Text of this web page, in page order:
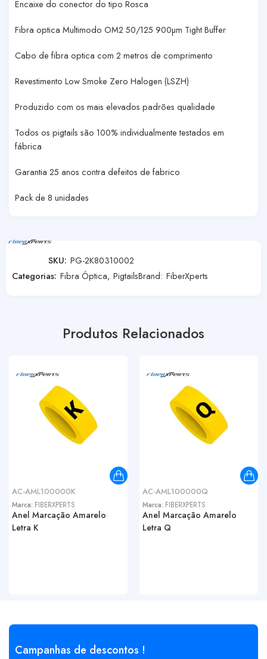
Encaixe do conector do tipo Rosca
Fibra optica Multimodo OM2 50/125 900µm Tight Buffer
Cabo de fibra optica com 2 metros de comprimento
Revestimento Low Smoke Zero Halogen (LSZH)
Produzido com os mais elevados padrões qualidade
Todos os pigtails são 100% individualmente testados em
fábrica
Garantia 25 anos contra defeitos de fabrico
Pack de 8 unidades
SKU: PG-2K80310002
Categorias: Fibra Óptica, PigtailsBrand: FiberXperts
Produtos Relacionados
AC-AML100000K
Marca: FIBERXPERTS
Anel Marcação Amarelo
Letra K
AC-AML100000Q
Marca: FIBERXPERTS
Anel Marcação Amarelo
Letra Q
Campanhas de descontos !